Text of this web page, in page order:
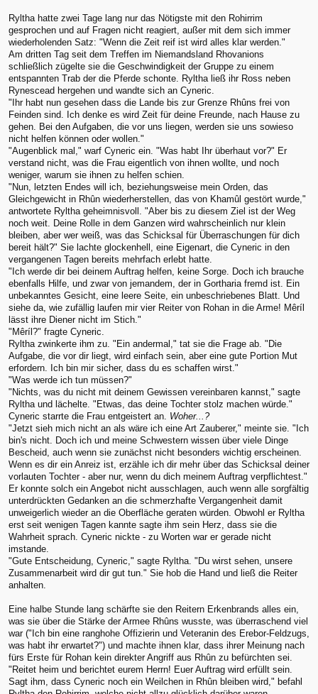
Ryltha hatte zwei Tage lang nur das Nötigste mit den Rohirrim
gesprochen und auf Fragen nicht reagiert, außer mit dem sich immer
wiederholenden Satz: "Wenn die Zeit reif ist wird alles klar werden."
Am dritten Tag seit dem Treffen im Niemandsland Rhovanions
schließlich zügelte sie die Geschwindigkeit der Gruppe zu einem
entspannten Trab der die Pferde schonte. Ryltha ließ ihr Ross neben
Rynescead hergehen und wandte sich an Cyneric.
"Ihr habt nun gesehen dass die Lande bis zur Grenze Rhûns frei von
Feinden sind. Ich denke es wird Zeit für deine Freunde, nach Hause zu
gehen. Bei den Aufgaben, die vor uns liegen, werden sie uns sowieso
nicht helfen können oder wollen."
"Augenblick mal," warf Cyneric ein. "Was habt Ihr überhaut vor?" Er
verstand nicht, was die Frau eigentlich von ihnen wollte, und noch
weniger, warum sie ihnen zu helfen schien.
"Nun, letzten Endes will ich, beziehungsweise mein Orden, das
Gleichgewicht in Rhûn wiederherstellen, das von Khamûl gestört wurde,"
antwortete Ryltha geheimnisvoll. "Aber bis zu diesem Ziel ist der Weg
noch weit. Deine Rolle in dem Ganzen wird wahrscheinlich nur klein
bleiben, aber wer weiß, was das Schicksal für Überraschungen für dich
bereit hält?" Sie lachte glockenhell, eine Eigenart, die Cyneric in den
vergangenen Tagen bereits mehrfach erlebt hatte.
"Ich werde dir bei deinem Auftrag helfen, keine Sorge. Doch ich brauche
ebenfalls Hilfe, und zwar von jemandem, der in Gortharia fremd ist. Ein
unbekanntes Gesicht, eine leere Seite, ein unbeschriebenes Blatt. Und
siehe da, wie zufällig laufen mir vier Reiter von Rohan in die Arme! Mêríl
lässt ihre Diener nicht im Stich."
"Mêríl?" fragte Cyneric.
Ryltha zwinkerte ihm zu. "Ein andermal," tat sie die Frage ab. "Die
Aufgabe, die vor dir liegt, wird einfach sein, aber eine gute Portion Mut
erfordern. Ich bin mir sicher, dass du es schaffen wirst."
"Was werde ich tun müssen?"
"Nichts, was du nicht mit deinem Gewissen vereinbaren kannst," sagte
Ryltha und lächelte. "Etwas, das deine Tochter stolz machen würde."
Cyneric starrte die Frau entgeistert an. Woher...?
"Jetzt sieh mich nicht an als wäre ich eine Art Zauberer," meinte sie. "Ich
bin's nicht. Doch ich und meine Schwestern wissen über viele Dinge
Bescheid, auch wenn sie zunächst nicht besonders wichtig erscheinen.
Wenn es dir ein Anreiz ist, erzähle ich dir mehr über das Schicksal deiner
vorlauten Tochter - aber nur, wenn du dich meinem Auftrag verpflichtest."
Er konnte solch ein Angebot nicht ausschlagen, auch wenn alle sorgfältig
unterdrückten Gedanken an die schmerzhafte Vergangenheit damit
unweigerlich wieder an die Oberfläche geraten würden. Obwohl er Ryltha
erst seit wenigen Tagen kannte sagte ihm sein Herz, dass sie die
Wahrheit sprach. Cyneric nickte - zu Worten war er gerade nicht
imstande.
"Gute Entscheidung, Cyneric," sagte Ryltha. "Du wirst sehen, unsere
Zusammenarbeit wird dir gut tun." Sie hob die Hand und ließ die Reiter
anhalten.
Eine halbe Stunde lang schärfte sie den Reitern Erkenbrands alles ein,
was sie über die Stärke der Armee Rhûns wusste, was überraschend viel
war ("Ich bin eine ranghohe Offizierin und Veteranin des Erebor-Feldzugs,
was habt ihr erwartet?") und machte ihnen klar, dass ihrer Meinung nach
fürs Erste für Rohan kein direkter Angriff aus Rhûn zu befürchten sei.
"Reitet heim und berichtet eurem Herrn! Euer Auftrag wird erfüllt sein.
Sagt ihm, dass Cyneric noch ein Weilchen in Rhûn bleiben wird," befahl